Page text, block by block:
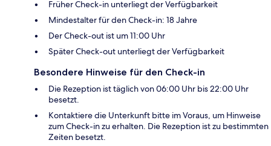
Früher Check-in unterliegt der Verfügbarkeit
Mindestalter für den Check-in: 18 Jahre
Der Check-out ist um 11:00 Uhr
Später Check-out unterliegt der Verfügbarkeit
Besondere Hinweise für den Check-in
Die Rezeption ist täglich von 06:00 Uhr bis 22:00 Uhr
besetzt.
Kontaktiere die Unterkunft bitte im Voraus, um Hinweise
zum Check-in zu erhalten. Die Rezeption ist zu bestimmten
Zeiten besetzt.